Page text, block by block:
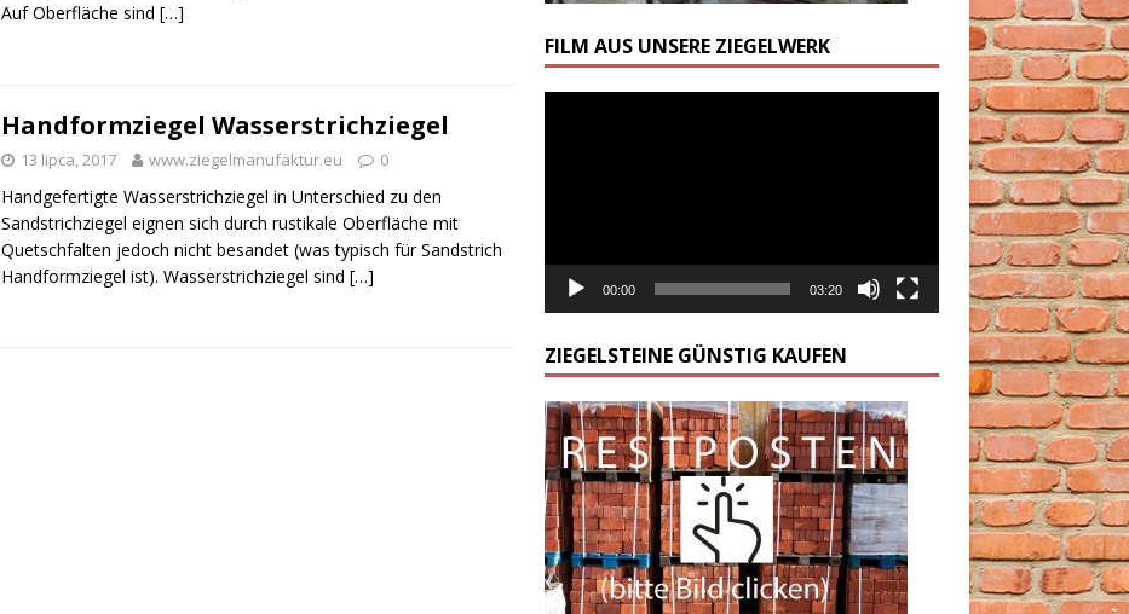
Auf Oberfläche sind […]
Handformziegel Wasserstrichziegel
13 lipca, 2017 www.ziegelmanufaktur.eu 0
Handgefertigte Wasserstrichziegel in Unterschied zu den
Sandstrichziegel eignen sich durch rustikale Oberfläche mit
Quetschfalten jedoch nicht besandet (was typisch für Sandstrich
Handformziegel ist). Wasserstrichziegel sind […]
FILM AUS UNSERE ZIEGELWERK
00:00 03:20
ZIEGELSTEINE GÜNSTIG KAUFEN